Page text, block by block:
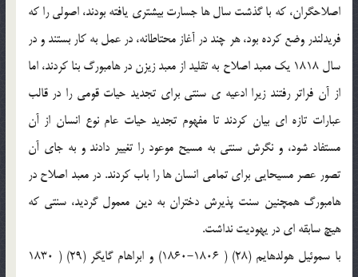
اصلاحگران، كه با گذشت سال ها جسارت بيشتري يافته بودند، اصولي را كه
فريدلندر وضع كرده بود، هر چند در آغاز محتاطانه، در عمل به كار بستند و در
سال 1818 يك معبد اصلاح به تقليد از معبد زيزن در هامبورگ بنا كردند، اما
از آن فراتر رفتند زيرا ادعيه ي سنتي براي تجديد حيات قومي را در قالب
عبارات تازه اي بيان كردند تا مفهوم تجديد حيات عام نوع انسان از آن
مستفاد شود، و نگرش سنتي به مسيح موعود را تغيير دادند و به جاي آن
تصور عصر مسيحايي براي تمامي انسان ها را باب كردند. در معبد اصلاح در
هامبورگ همچنين سنت پذيرش دختران به دين معمول گرديد، سنتي كه
هيچ سابقه اي در يهوديت نداشت.
با سموئيل هولدهايم (28) ( 1806-1860)‌ و ابراهام گايگر (29) ( 1830